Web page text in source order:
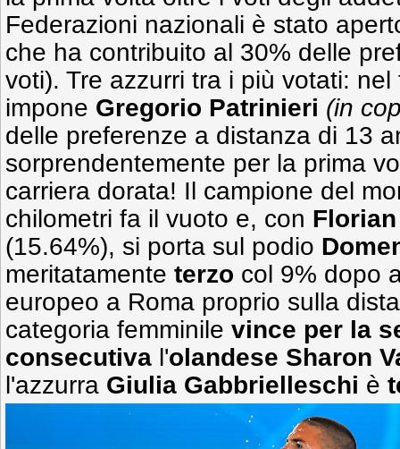
Federazioni nazionali è stato
che ha contribuito al 30% delle
voti). Tre azzurri tra i più votati:
impone Gregorio Patrinieri (in
delle preferenze a distanza di 13
sorprendentemente per la prima
carriera dorata! Il campione del
chilometri fa il vuoto e, con
(15.64%), si porta sul podio
meritatamente terzo col 9% dopo
europeo a Roma proprio sulla
categoria femminile vince per la
consecutiva l'olandese Sharon
l'azzurra Giulia Gabbrielleschi è